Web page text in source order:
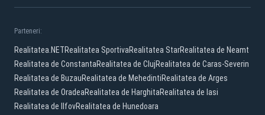
Parteneri:
Realitatea.NETRealitatea SportivaRealitatea StarRealitatea de Neamt
Realitatea de ConstantaRealitatea de ClujRealitatea de Caras-Severin
Realitatea de BuzauRealitatea de MehedintiRealitatea de Arges
Realitatea de OradeaRealitatea de HarghitaRealitatea de Iasi
Realitatea de IlfovRealitatea de Hunedoara